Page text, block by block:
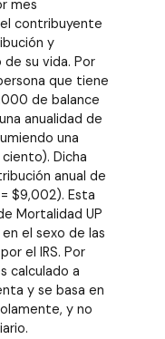
mes
contribuyente
y
su vida. Por
que tiene
de balance
anualidad de
una
Dicha
anual de
$9,002). Esta
Mortalidad UP
el sexo de las
el IRS. Por
calculado a
y se basa en
y no